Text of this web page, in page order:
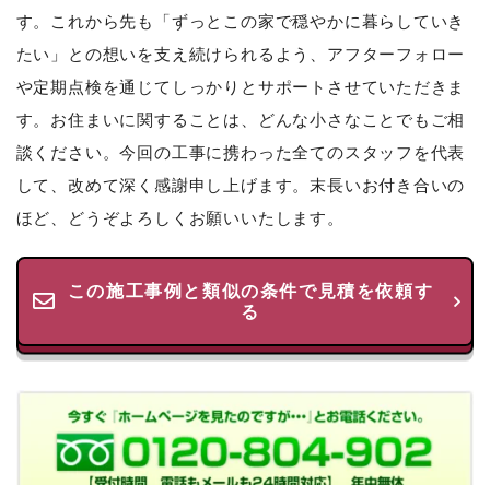
す。これから先も「ずっとこの家で穏やかに暮らしていき
たい」との想いを支え続けられるよう、アフターフォロー
や定期点検を通じてしっかりとサポートさせていただきま
す。お住まいに関することは、どんな小さなことでもご相
談ください。今回の工事に携わった全てのスタッフを代表
して、改めて深く感謝申し上げます。末長いお付き合いの
ほど、どうぞよろしくお願いいたします。
この施工事例と類似の条件で見積を依頼す
る